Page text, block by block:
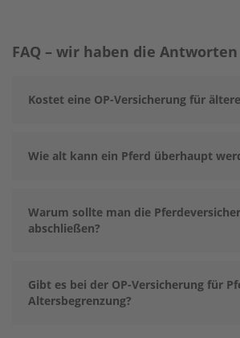
FAQ – wir haben die Antworten
Kostet eine OP-Versicherung für
Wie alt kann ein Pferd überhaupt
Warum sollte man die
abschließen?
Gibt es bei der OP-Versicherung für
Altersbegrenzung?